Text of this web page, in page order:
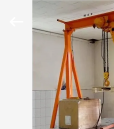
PRODUKTE